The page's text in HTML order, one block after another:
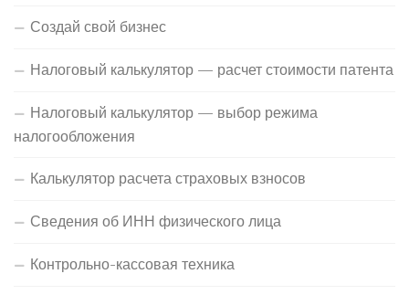
Создай свой бизнес
Налоговый калькулятор — расчет стоимости патента
Налоговый калькулятор — выбор режима
налогообложения
Калькулятор расчета страховых взносов
Сведения об ИНН физического лица
Контрольно-кассовая техника